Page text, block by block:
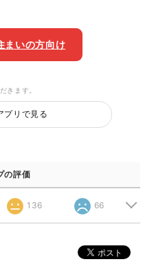
まいの方向け
きます。
プリで見る
の評価
136 66